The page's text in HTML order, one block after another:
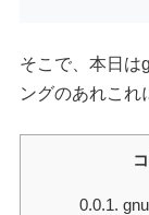
そこで、本日は
ングのあれこれ
0.0.1.